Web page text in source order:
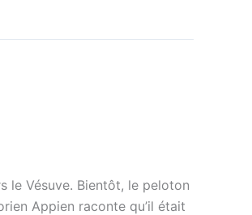
le Vésuve. Bientôt, le peloton
Appien raconte qu’il était